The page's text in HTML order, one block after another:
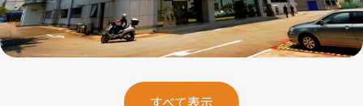
26 Woodlands Loop